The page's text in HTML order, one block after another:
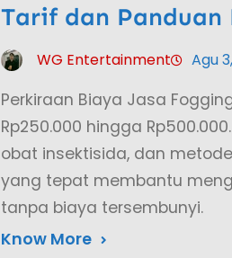
Tarif dan Panduan
WG Entertainment Agu
Perkiraan Biaya Jasa
Rp250.000 hingga
obat insektisida, dan
yang tepat membantu
tanpa biaya tersembunyi.
Know More